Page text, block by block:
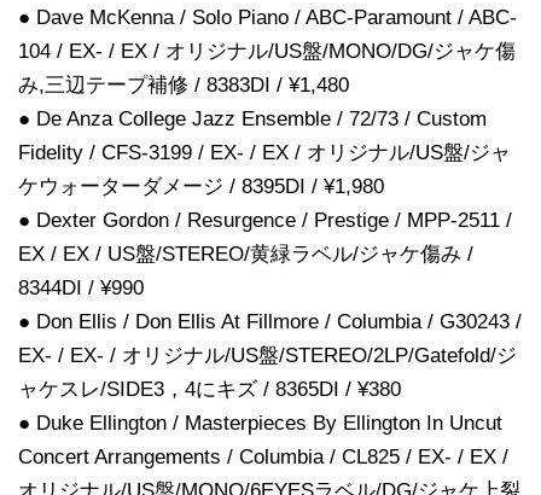
● Dave McKenna / Solo Piano / ABC-Paramount / ABC-
104 / EX- / EX / オリジナル/US盤/MONO/DG/ジャケ傷
み,三辺テープ補修 / 8383DI / ¥1,480
● De Anza College Jazz Ensemble / 72/73 / Custom
Fidelity / CFS-3199 / EX- / EX / オリジナル/US盤/ジャ
ケウォーターダメージ / 8395DI / ¥1,980
● Dexter Gordon / Resurgence / Prestige / MPP-2511 /
EX / EX / US盤/STEREO/黄緑ラベル/ジャケ傷み /
8344DI / ¥990
● Don Ellis / Don Ellis At Fillmore / Columbia / G30243 /
EX- / EX- / オリジナル/US盤/STEREO/2LP/Gatefold/ジ
ャケスレ/SIDE3，4にキズ / 8365DI / ¥380
● Duke Ellington / Masterpieces By Ellington In Uncut
Concert Arrangements / Columbia / CL825 / EX- / EX /